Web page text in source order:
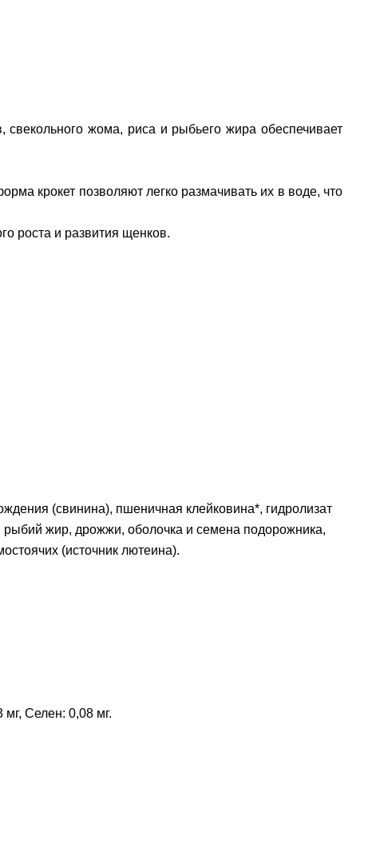
свекольного жома, риса и рыбьего жира обеспечивает
крокет позволяют легко размачивать их в воде, что
роста и развития щенков.
(свинина), пшеничная клейковина*, гидролизат
жир, дрожжи, оболочка и семена подорожника,
(источник лютеина).
Селен: 0,08 мг.